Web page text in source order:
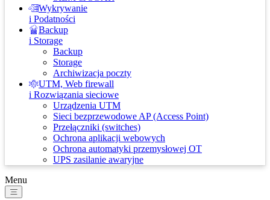
Wykrywanie
i Podatności
Backup
i Storage
Backup
Storage
Archiwizacja poczty
UTM, Web firewall
i Rozwiązania sieciowe
Urządzenia UTM
Sieci bezprzewodowe AP (Access Point)
Przełączniki (switches)
Ochrona aplikacji webowych
Ochrona automatyki przemysłowej OT
UPS zasilanie awaryjne
Menu